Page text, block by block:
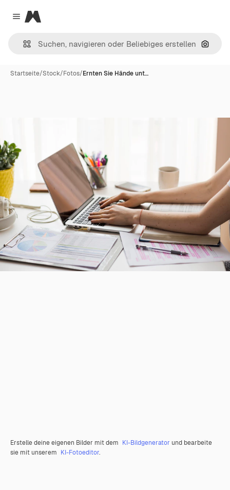
Close menu
Magnific
Nach
Startseite/Stock/Fotos/Ernten Sie Hände unt…
Erstelle deine eigenen Bilder mit dem KI-Bildgenerator und bearbeite
sie mit unserem KI-Fotoeditor.